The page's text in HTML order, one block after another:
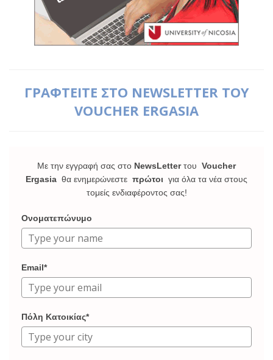
ΓΡΑΦΤΕΙΤΕ ΣΤΟ NEWSLETTER ΤΟΥ
VOUCHER ERGASIA
Με την εγγραφή σας στο NewsLetterτου Voucher
Ergasia θα ενημερώνεστε πρώτοι για όλα τα νέα στους
τομείς ενδιαφέροντος σας!
Ονοματεπώνυμο
Email*
Πόλη Κατοικίας*